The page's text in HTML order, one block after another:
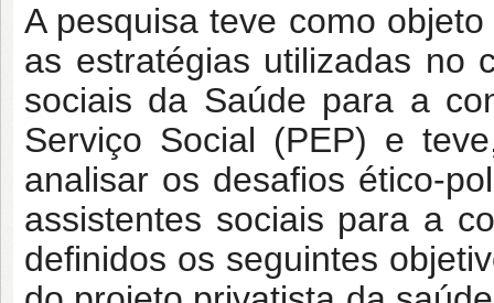
A pesquisa teve como
as estratégias utilizadas no
sociais da Saúde para a
Serviço Social (PEP) e
analisar os desafios ético-
assistentes sociais para a
definidos os seguintes